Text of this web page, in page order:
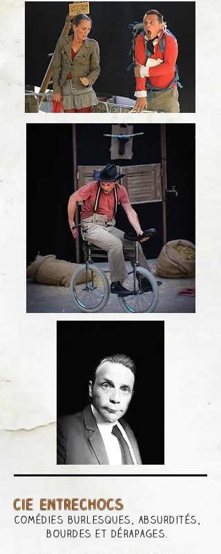
cie Entrechocs
comédies burlesques, absurdités,
bourdes et dérapages.